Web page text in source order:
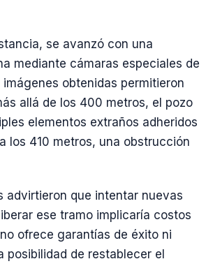
se avanzó con una
mediante cámaras especiales de
imágenes obtenidas permitieron
allá de los 400 metros, el pozo
elementos extraños adheridos
los 410 metros, una obstrucción
advirtieron que intentar nuevas
ese tramo implicaría costos
ofrece garantías de éxito ni
posibilidad de restablecer el